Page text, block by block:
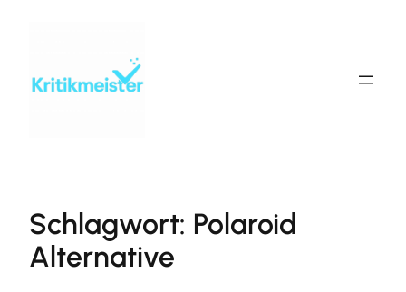
Schlagwort: Polaroid
Alternative